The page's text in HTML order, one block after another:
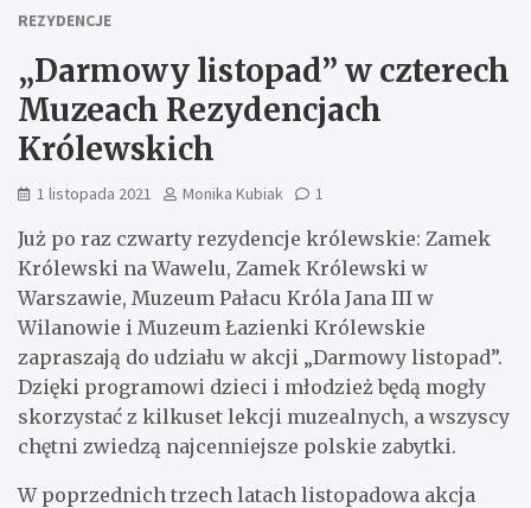
REZYDENCJE
„Darmowy listopad” w czterech
Muzeach Rezydencjach
Królewskich
1 listopada 2021 Monika Kubiak 1
Już po raz czwarty rezydencje królewskie: Zamek
Królewski na Wawelu, Zamek Królewski w
Warszawie, Muzeum Pałacu Króla Jana III w
Wilanowie i Muzeum Łazienki Królewskie
zapraszają do udziału w akcji „Darmowy listopad”.
Dzięki programowi dzieci i młodzież będą mogły
skorzystać z kilkuset lekcji muzealnych, a wszyscy
chętni zwiedzą najcenniejsze polskie zabytki.
W poprzednich trzech latach listopadowa akcja